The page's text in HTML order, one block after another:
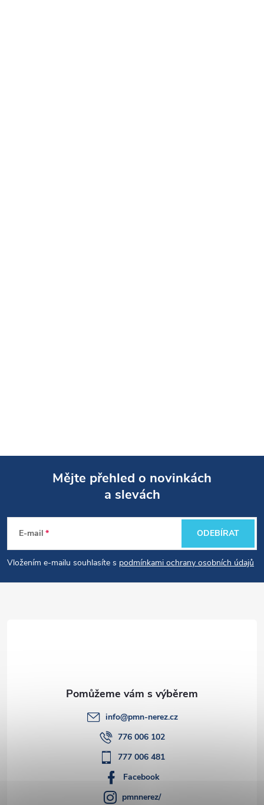
p
Mějte přehled o novinkách
a slevách
E-mail
Vložením e-mailu souhlasíte s podmínkami ochrany osobních údajů
ODEBÍRAT
info@pmn-nerez.cz
776 006 102
777 006 481
Facebook
pmnnerez/